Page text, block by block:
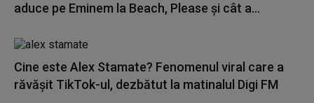
aduce pe Eminem la Beach, Please și cât a...
Cine este Alex Stamate? Fenomenul viral care a
răvășit TikTok-ul, dezbătut la matinalul Digi FM